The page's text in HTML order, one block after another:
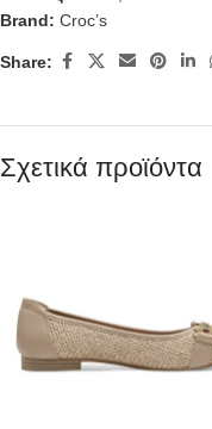
Brand: Croc’s
Share:
Σχετικά προϊόντα